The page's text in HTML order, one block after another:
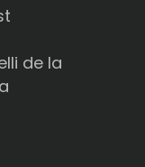
de la